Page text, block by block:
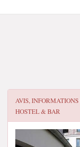
AVIS,
HOSTEL & BAR